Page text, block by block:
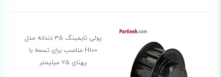
پولی تایمینگ 35 دندانه مدل
H100 مناسب برای تسمه با
پهنای 25 میلیمتر